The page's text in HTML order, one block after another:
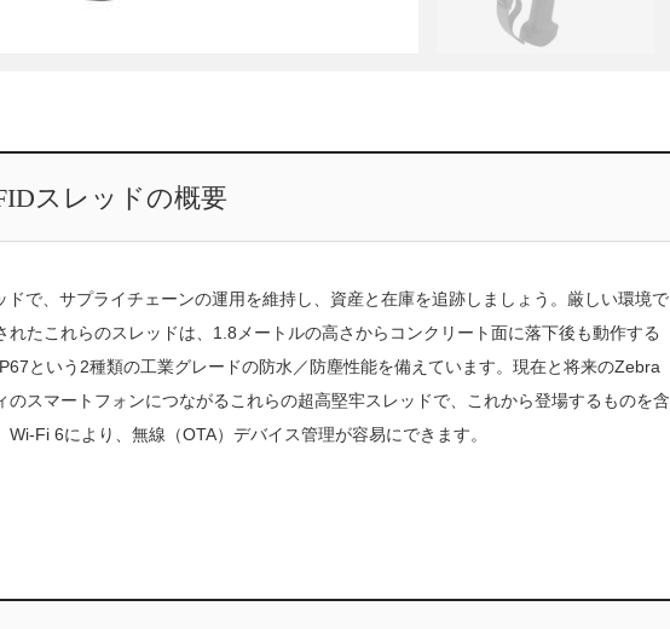
スレッドの概要
で、サプライチェーンの運用を維持し、資産と在庫を追跡しましょう。厳しい環境で
たこれらのスレッドは、1.8メートルの高さからコンクリート面に落下後も動作する
という2種類の工業グレードの防水／防塵性能を備えています。現在と将来のZebra
スマートフォンにつながるこれらの超高堅牢スレッドで、これから登場するものを含
Fi 6により、無線（OTA）デバイス管理が容易にできます。